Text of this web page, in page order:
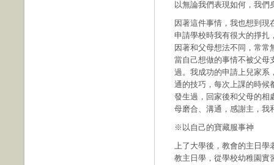
以無論我們表現如何，我們
因著這件事情，我也想到
申請學校時我有很大的掙扎
因著和父母想法不同，常
當自己想做的事情不被父母
過。我成功的申請上兒家系
通的技巧，每次上課的時候
發生過，回家後和父母的相
母磨合、溝通，感謝主，我
※以自己的寶藏服事神
上了大學後，教會的主日學
教主日學，從學校幼稚園實